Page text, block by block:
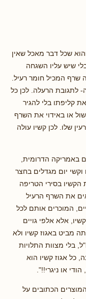
שכל דבר מאכל שאין
שיש עליו השגחה
שרף המכיל חומר רעיל.
לתגובת הרעלה. לכן כל
קליפתו בלי להגיר
או באידוי את השרף
שלו. לכן קשיו עולה
באמריקה הדרומית,
וקשי יום מגדלים בחצר
בסירי הטריפה
את השרף הרעיל
המוכרים אותם לכל
אלא אלפי גויים
מביט באגוז קשיו ולא
בלי מצוות התלויות
כל אגוז קשיו הוא
או ניגרי!!".
הכתובים על